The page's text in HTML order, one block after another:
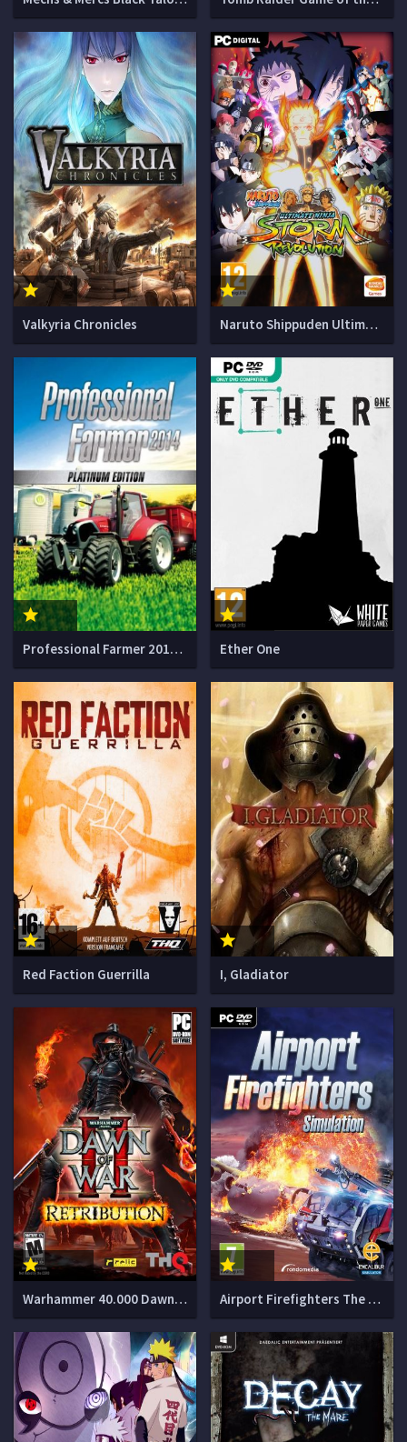
Valkyria Chronicles Naruto Shippuden Ultimate Ninja Storm Revolution
Professional Farmer 2014 Platinum Edition Ether One
Red Faction Guerrilla I, Gladiator
Warhammer 40.000 Dawn of War II Retribution Airport Firefighters The Simulation